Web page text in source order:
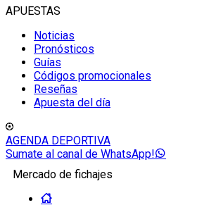
APUESTAS
Noticias
Pronósticos
Guías
Códigos promocionales
Reseñas
Apuesta del día
AGENDA DEPORTIVA
Sumate al canal de WhatsApp!
Mercado de fichajes